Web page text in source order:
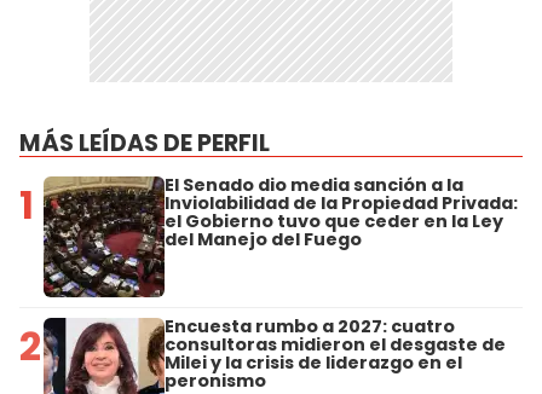
MÁS LEÍDAS DE PERFIL
1 El Senado dio media sanción a la
Inviolabilidad de la Propiedad Privada:
el Gobierno tuvo que ceder en la Ley
del Manejo del Fuego
2 Encuesta rumbo a 2027: cuatro
consultoras midieron el desgaste de
Milei y la crisis de liderazgo en el
peronismo